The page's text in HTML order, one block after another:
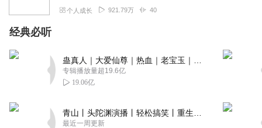
个人成长 921.79万 40
经典必听
专辑播放量超19.6亿
19.06亿
最近一周更新